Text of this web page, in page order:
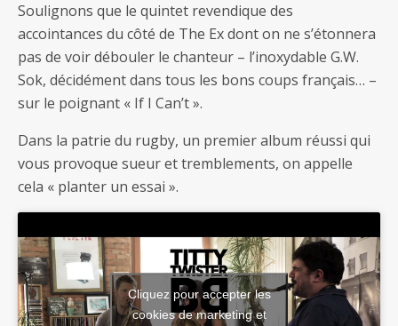
Soulignons que le quintet revendique des
accointances du côté de The Ex dont on ne s’étonnera
pas de voir débouler le chanteur – l’inoxydable G.W.
Sok, décidément dans tous les bons coups français… –
sur le poignant « If I Can’t ».
Dans la patrie du rugby, un premier album réussi qui
vous provoque sueur et tremblements, on appelle
cela « planter un essai ».
Cliquez pour accepter les
cookies de marketing et